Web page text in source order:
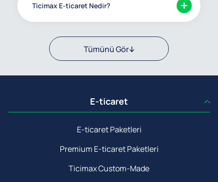
Ticimax E-ticaret Nedir?
Tümünü Gör
E-ticaret
E-ticaret Paketleri
Premium E-ticaret Paketleri
Ticimax Custom-Made